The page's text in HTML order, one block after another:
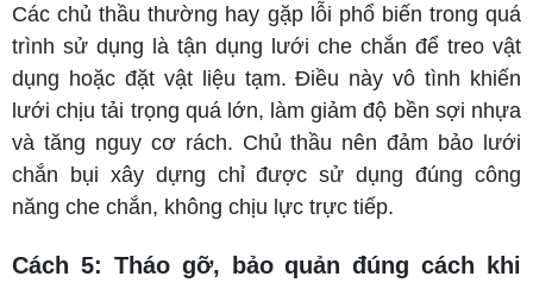
Các chủ thầu thường hay gặp lỗi phổ biến trong quá
trình sử dụng là tận dụng lưới che chắn để treo vật
dụng hoặc đặt vật liệu tạm. Điều này vô tình khiến
lưới chịu tải trọng quá lớn, làm giảm độ bền sợi nhựa
và tăng nguy cơ rách. Chủ thầu nên đảm bảo lưới
chắn bụi xây dựng chỉ được sử dụng đúng công
năng che chắn, không chịu lực trực tiếp.
Cách 5: Tháo gỡ, bảo quản đúng cách khi